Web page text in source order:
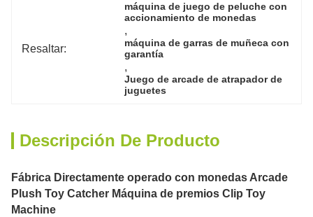
Resaltar:
máquina de juego de peluche con
accionamiento de monedas
,
máquina de garras de muñeca con
garantía
,
Juego de arcade de atrapador de
juguetes
Descripción De Producto
Fábrica Directamente operado con monedas Arcade
Plush Toy Catcher Máquina de premios Clip Toy
Machine